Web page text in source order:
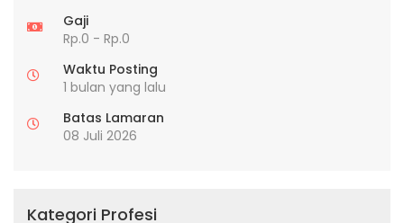
Gaji
Rp.0 - Rp.0
Waktu Posting
1 bulan yang lalu
Batas Lamaran
08 Juli 2026
Kategori Profesi